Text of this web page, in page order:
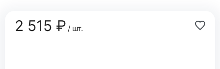
2 515 ₽/ шт.